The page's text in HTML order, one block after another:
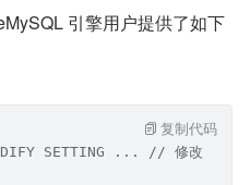
引擎用户提供了如下
SETTING ... // 修改库
复制代码